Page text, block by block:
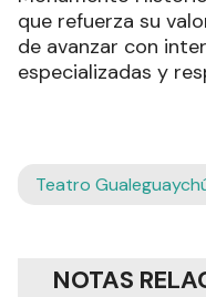
que refuerza su
de avanzar con
especializadas y
Teatro
NOTAS